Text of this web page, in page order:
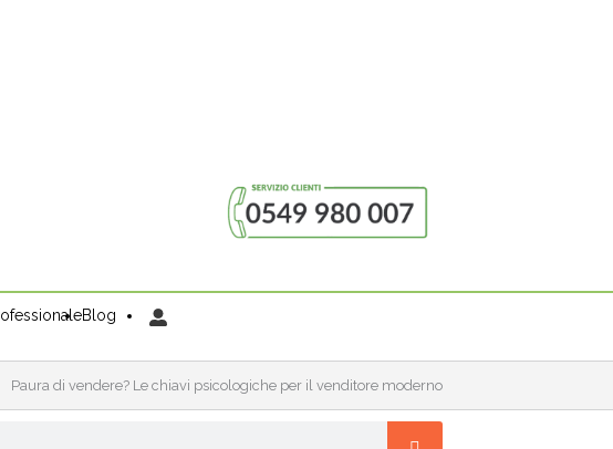
Blog
Paura di vendere? Le chiavi psicologiche per il venditore moderno